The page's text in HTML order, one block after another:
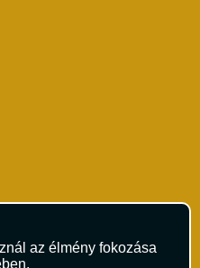
az élmény fokozása